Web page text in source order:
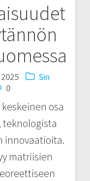
Sin
0
osa
innovaatioita.
matriisien